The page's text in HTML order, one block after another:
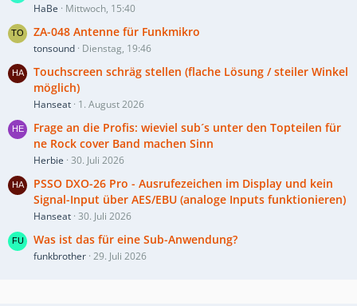
HaBe Mittwoch, 15:40
ZA-048 Antenne für Funkmikro
tonsound Dienstag, 19:46
Touchscreen schräg stellen (flache Lösung / steiler Winkel
möglich)
Hanseat 1. August 2026
Frage an die Profis: wieviel sub´s unter den Topteilen für
ne Rock cover Band machen Sinn
Herbie 30. Juli 2026
PSSO DXO-26 Pro - Ausrufezeichen im Display und kein
Signal-Input über AES/EBU (analoge Inputs funktionieren)
Hanseat 30. Juli 2026
Was ist das für eine Sub-Anwendung?
funkbrother 29. Juli 2026